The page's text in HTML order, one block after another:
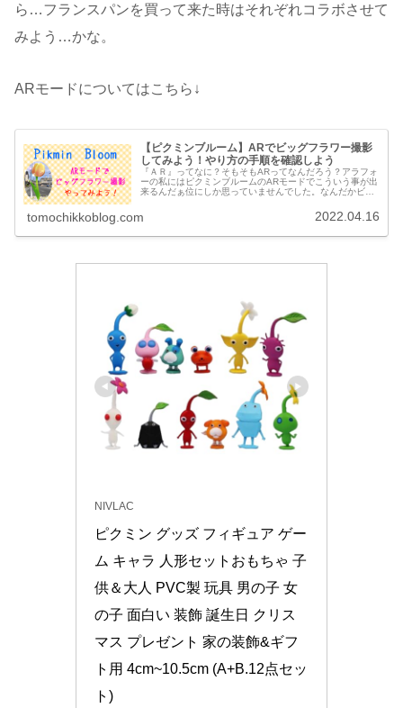
ら…フランスパンを買って来た時はそれぞれコラボさせて
みよう…かな。
ARモードについてはこちら↓
【ピクミンブルーム】ARでビッグフラワー撮影
してみよう！やり方の手順を確認しよう
『ＡＲ』ってなに？そもそもARってなんだろう？アラフォ
ーの私にはピクミンブルームのARモードでこういう事が出
来るんだぁ位にしか思っていませんでした。なんだかビッ
tomochikkoblog.com 2022.04.16
NIVLAC
ピクミン グッズ フィギュア ゲー
ム キャラ 人形セットおもちゃ 子
供＆大人 PVC製 玩具 男の子 女
の子 面白い 装飾 誕生日 クリス
マス プレゼント 家の装飾&ギフ
ト用 4cm~10.5cm (A+B.12点セッ
ト)